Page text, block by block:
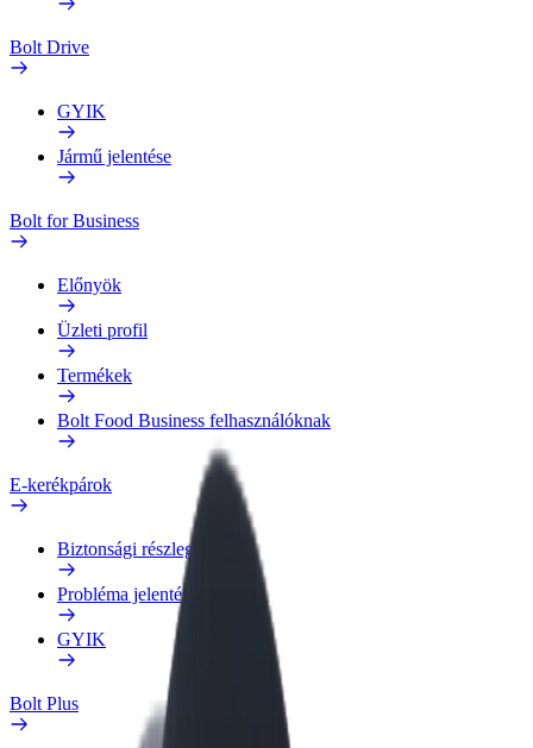
Bolt Drive
GYIK
Jármű jelentése
Bolt for Business
Előnyök
Üzleti profil
Termékek
Bolt Food Business felhasználóknak
E-kerékpárok
Biztonsági részleg
Probléma jelentése
GYIK
Bolt Plus